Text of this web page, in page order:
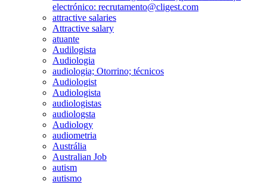
electrónico: recrutamento@cligest.com
attractive salaries
Attractive salary
atuante
Audilogista
Audiologia
audiologia; Otorrino; técnicos
Audiologist
Audiologista
audiologistas
audiologsta
Audiology
audiometria
Austrália
Australian Job
autism
autismo